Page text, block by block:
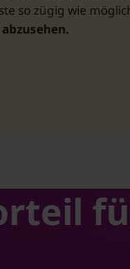
so zügig wie